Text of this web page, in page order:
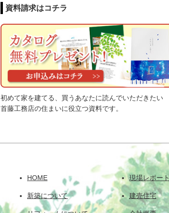
資料請求はコチラ
初めて家を建てる、買うあなたに読んでいただきたい
首藤工務店の住まいに役立つ資料です。
HOME
新築について
現場レポート
建売住宅